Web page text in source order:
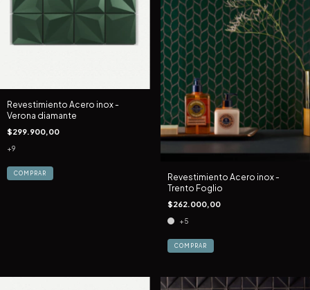
Revestimiento Acero inox -
Verona diamante
$299.900,00
+9
COMPRAR
Revestimiento Acero inox -
Trento Foglio
$262.000,00
+5
COMPRAR